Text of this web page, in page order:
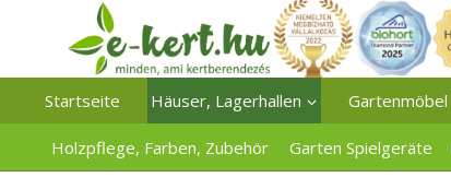
springen
Startseite Häuser, Lagerhallen Gartenmöbel
Holzpflege, Farben, Zubehör Garten Spielgeräte